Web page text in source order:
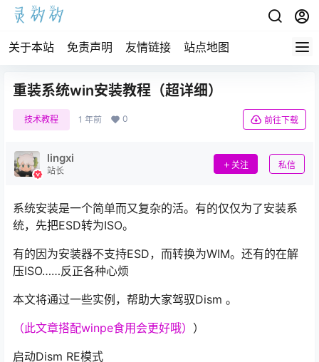
关于本站 免责声明 友情链接 站点地图
重装系统win安装教程（超详细）
技术教程 1 年前 0 前往下载
lingxi
站长
关注 私信
系统安装是一个简单而又复杂的活。有的仅仅为了安装系
统，先把ESD转为ISO。
有的因为安装器不支持ESD，而转换为WIM。还有的在解
压ISO……反正各种心烦
本文将通过一些实例，帮助大家驾驭Dism 。
（此文章搭配winpe食用会更好哦） ）
启动Dism RE模式